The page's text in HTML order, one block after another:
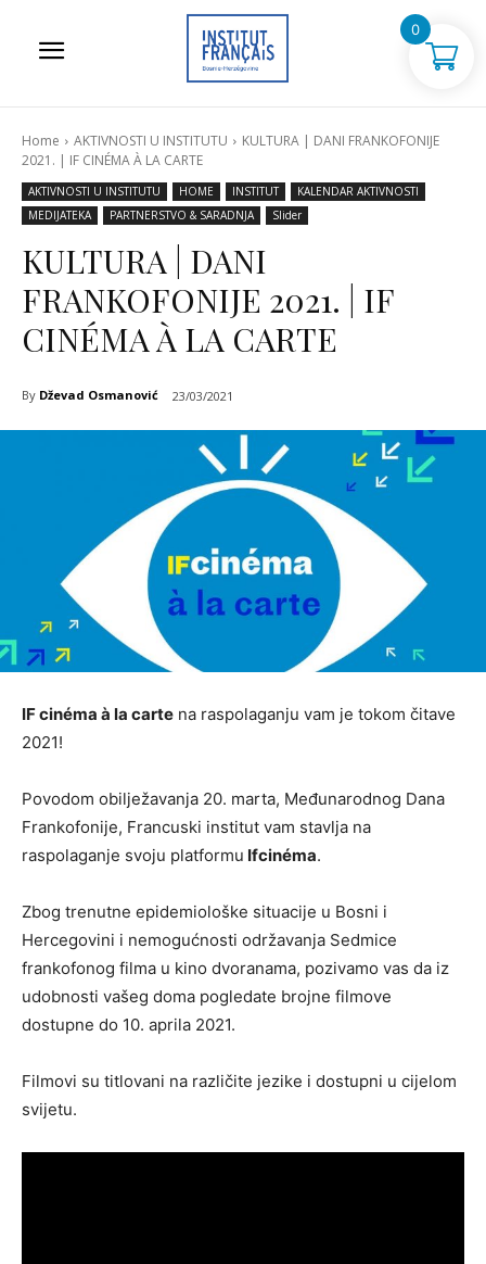
Home AKTIVNOSTI U INSTITUTU
KULTURA | DANI FRANKOFONIJE
2021. | IF CINÉMA À LA CARTE
AKTIVNOSTI U INSTITUTU HOME INSTITUT
KALENDAR AKTIVNOSTI
MEDIJATEKA
PARTNERSTVO & SARADNJA Slider
KULTURA | DANI
FRANKOFONIJE 2021. | IF
CINÉMA À LA CARTE
By Dževad Osmanović 23/03/2021
IF cinéma à la carte na raspolaganju vam je tokom čitave
2021!
Povodom obilježavanja 20. marta, Međunarodnog Dana
Frankofonije, Francuski institut vam stavlja na
raspolaganje svoju platformu Ifcinéma.
Zbog trenutne epidemiološke situacije u Bosni i
Hercegovini i nemogućnosti održavanja Sedmice
frankofonog filma u kino dvoranama, pozivamo vas da iz
udobnosti vašeg doma pogledate brojne filmove
dostupne do 10. aprila 2021.
Filmovi su titlovani na različite jezike i dostupni u cijelom
svijetu.
0